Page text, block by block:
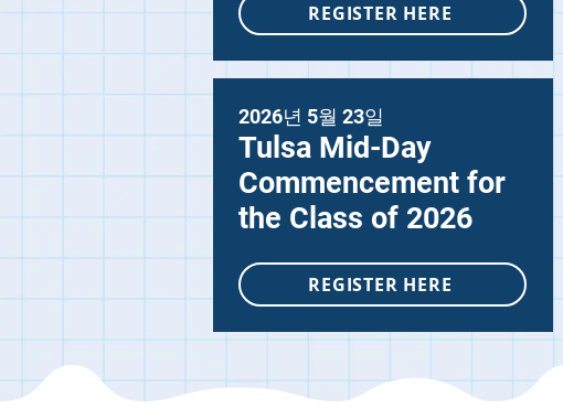
REGISTER HERE
2026년 5월 23일
Tulsa Mid-Day
Commencement for
the Class of 2026
REGISTER HERE